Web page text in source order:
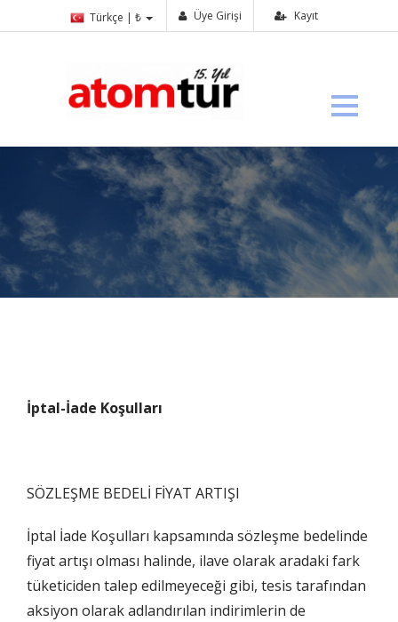
Türkçe | ₺ Üye Girişi Kayıt
İptal-İade Koşulları
SÖZLEŞME BEDELİ FİYAT ARTIŞI
İptal İade Koşulları kapsamında sözleşme bedelinde
fiyat artışı olması halinde, ilave olarak aradaki fark
tüketiciden talep edilmeyeceği gibi, tesis tarafından
aksiyon olarak adlandırılan indirimlerin de